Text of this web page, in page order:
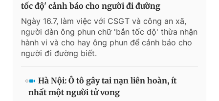
tốc độ' cảnh báo cho người đi đường
Ngày 16.7, làm việc với CSGT và công an xã,
người đàn ông phun chữ 'bắn tốc độ' thừa nhận
hành vi và cho hay ông phun để cảnh báo cho
người đi đường biết.
Hà Nội: Ô tô gây tai nạn liên hoàn, ít
nhất một người tử vong